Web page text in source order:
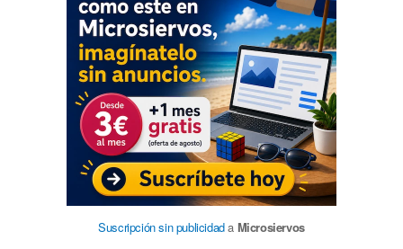
Suscripción sin publicidada Microsiervos